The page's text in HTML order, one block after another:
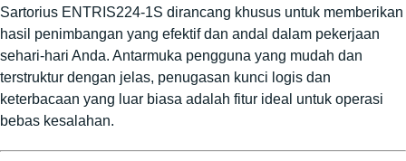
Sartorius ENTRIS224-1S dirancang khusus untuk memberikan
hasil penimbangan yang efektif dan andal dalam pekerjaan
sehari-hari Anda. Antarmuka pengguna yang mudah dan
terstruktur dengan jelas, penugasan kunci logis dan
keterbacaan yang luar biasa adalah fitur ideal untuk operasi
bebas kesalahan.